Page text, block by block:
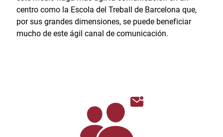
centro como la Escola del Treball de Barcelona que,
por sus grandes dimensiones, se puede beneficiar
mucho de este ágil canal de comunicación.